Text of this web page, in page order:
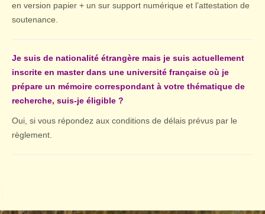
en version papier + un sur support numérique et l ’attestation de
soutenance.
Je suis de nationalité étrangère mais je suis actuellement
inscrite en master dans une université française où je
prépare un mémoire correspondant à votre thématique de
recherche, suis-je éligible ?
Oui, si vous répondez aux conditions de délais prévus par le
règlement.